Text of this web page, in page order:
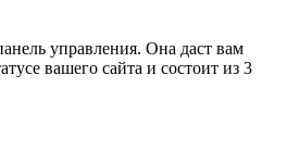
управления. Она даст вам
вашего сайта и состоит из 3